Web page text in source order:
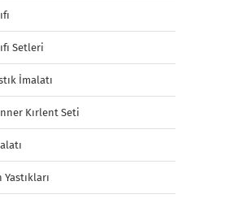
Setleri
İmalatı
Kırlent Seti